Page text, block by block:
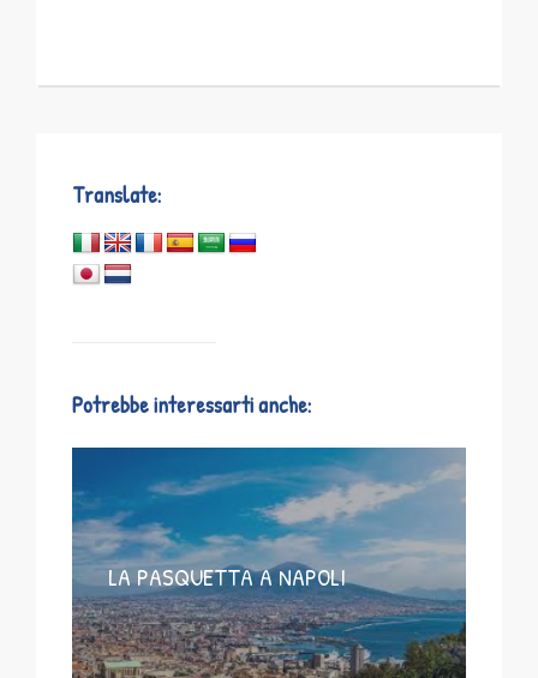
Translate:
Potrebbe interessarti anche:
LA PASQUETTA A NAPOLI